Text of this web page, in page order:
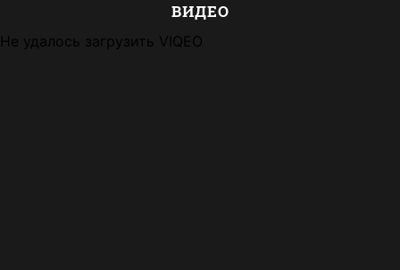
ВИДЕО
Не удалось загрузить VIQEO